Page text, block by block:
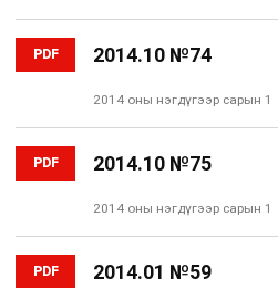
PDF 2014.10 №74
2014 оны нэгдүгээр сарын 1
PDF 2014.10 №75
2014 оны нэгдүгээр сарын 1
PDF 2014.01 №59